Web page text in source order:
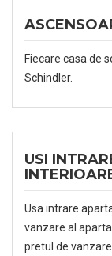
Fiecare casa de
Schindler.
USI
Usa intrare
vanzare al
pretul de